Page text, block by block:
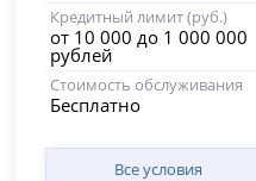
Кредитный лимит (руб.)
от 10 000 до 1 000 000
рублей
Стоимость обслуживания
Бесплатно
Все условия